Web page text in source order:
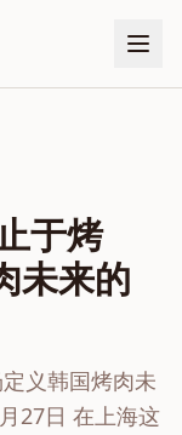
于烤
未来的
义韩国烤肉未
27日 在上海这